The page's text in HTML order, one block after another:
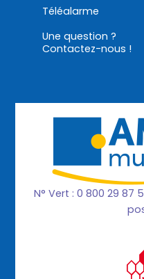
Téléalarme
Une question ?
Contactez-nous !
N° Vert : 0 800 29